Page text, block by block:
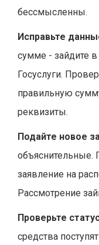
бессмысленны.
Исправьте
сумме - зайдите
Госуслуги.
правильную
реквизиты.
Подайте новое
объяснительные.
заявление на
Рассмотрение
Проверьте
средства